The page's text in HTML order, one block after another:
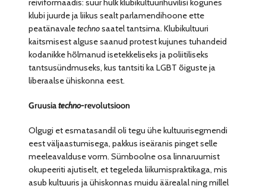
reiviformaadis: suur hulk klubikultuurihuvilisi kogunes
klubi juurde ja liikus sealt parlamendihoone ette
peatänavaletechnosaatel tantsima. Klubikultuuri
kaitsmisest alguse saanud protest kujunes tuhandeid
kodanikke hõlmanud isetekkeliseks ja poliitiliseks
tantsusündmuseks, kus tantsiti ka LGBT õiguste ja
liberaalse ühiskonna eest.
Gruusiatechno-revolutsioon
Olgugi et esmatasandil oli tegu ühe kultuurisegmendi
eest väljaastumisega, pakkus iseäranis pinget selle
meeleavalduse vorm. Sümboolne osa linnaruumist
okupeeriti ajutiselt, et tegeleda liikumispraktikaga, mis
asub kultuuris ja ühiskonnas muidu äärealal ning millel